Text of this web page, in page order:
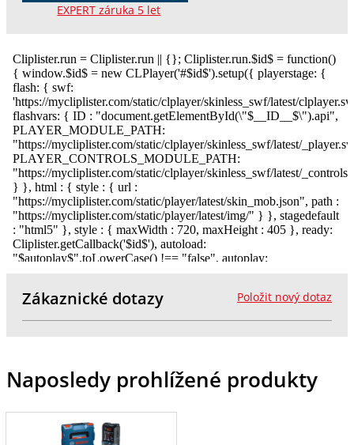
EXPERT záruka 5 let
Položit nový dotaz
Zákaznické dotazy
Naposledy prohlížené produkty